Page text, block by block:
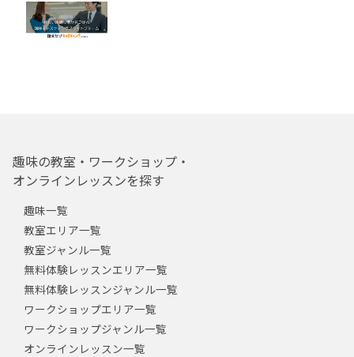
趣味の教室・ワークショップ・
オンラインレッスンを探す
趣味一覧
教室エリア一覧
教室ジャンル一覧
無料体験レッスンエリア一覧
無料体験レッスンジャンル一覧
ワークショップエリア一覧
ワークショップジャンル一覧
オンラインレッスン一覧